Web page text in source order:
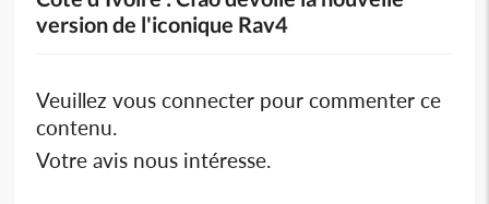
version de l'iconique Rav4
Veuillez vous connecter pour commenter ce
contenu.
Votre avis nous intéresse.